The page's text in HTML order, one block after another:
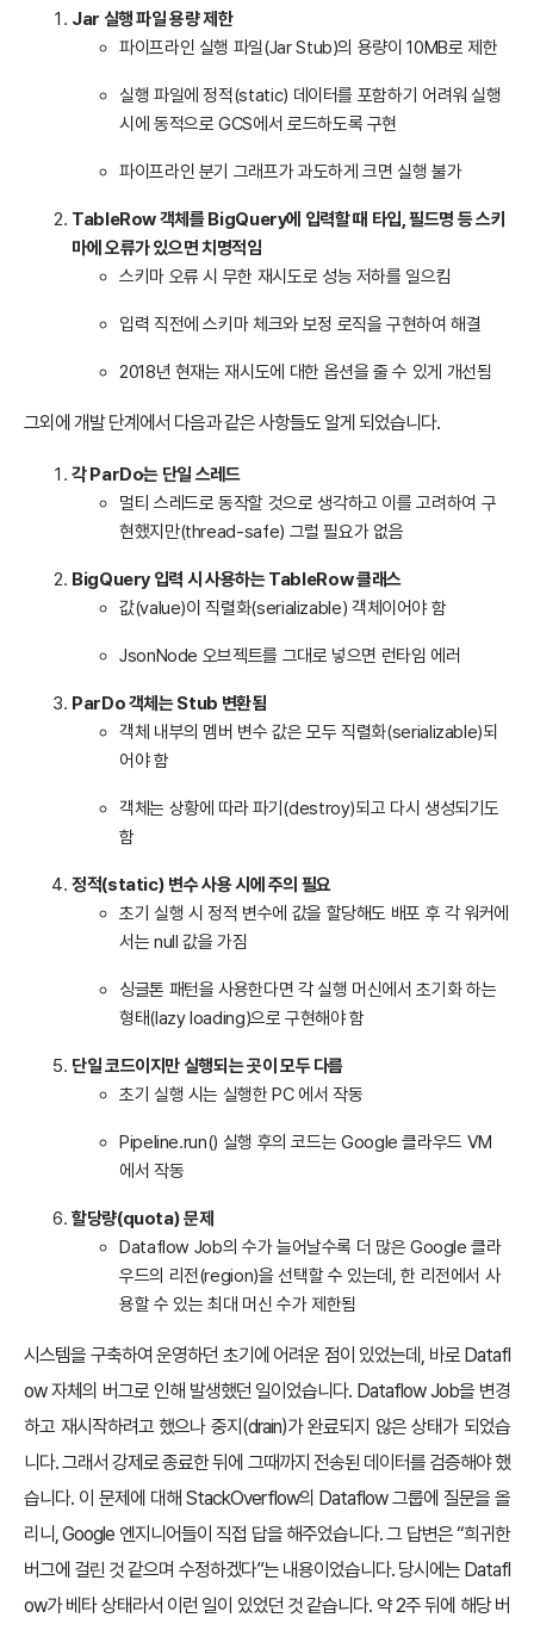
Jar 실행 파일 용량 제한
파이프라인 실행 파일(Jar Stub)의 용량이 10MB로 제한
실행 파일에 정적(static) 데이터를 포함하기 어려워 실행
시에 동적으로 GCS에서 로드하도록 구현
파이프라인 분기 그래프가 과도하게 크면 실행 불가
TableRow 객체를 BigQuery에 입력할 때 타입, 필드명 등 스키
마에 오류가 있으면 치명적임
스키마 오류 시 무한 재시도로 성능 저하를 일으킴
입력 직전에 스키마 체크와 보정 로직을 구현하여 해결
2018년 현재는 재시도에 대한 옵션을 줄 수 있게 개선됨
그외에 개발 단계에서 다음과 같은 사항들도 알게 되었습니다.
각 ParDo는 단일 스레드
멀티 스레드로 동작할 것으로 생각하고 이를 고려하여 구
현했지만(thread-safe) 그럴 필요가 없음
BigQuery 입력 시 사용하는 TableRow 클래스
값(value)이 직렬화(serializable) 객체이어야 함
JsonNode 오브젝트를 그대로 넣으면 런타임 에러
ParDo 객체는 Stub 변환됨
객체 내부의 멤버 변수 값은 모두 직렬화(serializable)되
어야 함
객체는 상황에 따라 파기(destroy)되고 다시 생성되기도
함
정적(static) 변수 사용 시에 주의 필요
초기 실행 시 정적 변수에 값을 할당해도 배포 후 각 워커에
서는 null 값을 가짐
싱글톤 패턴을 사용한다면 각 실행 머신에서 초기화 하는
형태(lazy loading)으로 구현해야 함
단일 코드이지만 실행되는 곳이 모두 다름
초기 실행 시는 실행한 PC 에서 작동
Pipeline.run() 실행 후의 코드는 Google 클라우드 VM
에서 작동
할당량(quota) 문제
Dataflow Job의 수가 늘어날수록 더 많은 Google 클라
우드의 리전(region)을 선택할 수 있는데, 한 리전에서 사
용할 수 있는 최대 머신 수가 제한됨
시스템을 구축하여 운영하던 초기에 어려운 점이 있었는데, 바로 Datafl
ow 자체의 버그로 인해 발생했던 일이었습니다. Dataflow Job을 변경
하고 재시작하려고 했으나 중지(drain)가 완료되지 않은 상태가 되었습
니다. 그래서 강제로 종료한 뒤에 그때까지 전송된 데이터를 검증해야 했
습니다. 이 문제에 대해 StackOverflow의 Dataflow 그룹에 질문을 올
리니, Google 엔지니어들이 직접 답을 해주었습니다. 그 답변은 “희귀한
버그에 걸린 것 같으며 수정하겠다”는 내용이었습니다. 당시에는 Datafl
ow가 베타 상태라서 이런 일이 있었던 것 같습니다. 약 2주 뒤에 해당 버